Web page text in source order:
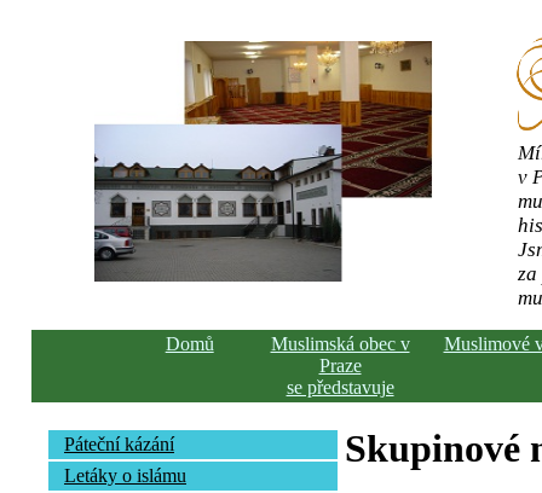
v
Domů
Muslimská obec v
Praze
se představuje
Muslimové
Páteční kázání
Letáky o islámu
Skupinové